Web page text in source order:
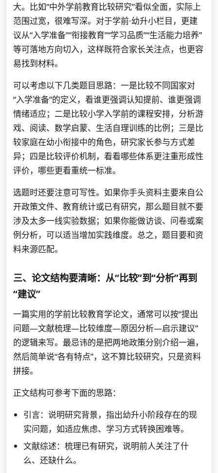
大。比如“中外学前教育比较研究”看似全面，实际上
范围过宽，很难写深。对于学前·幼升小栏目，更建
议从“入学准备”“衔接教育”“学习品质”“生活能力培养”
等可落地方向切入，这样既符合家长关注点，也更容
易找到材料。
可以考虑以下几类题目思路：一是比较不同国家对
“入学准备”的定义，看谁更强调认知提前、谁更强调
情绪适应；二是比较小学入学前的课程安排，分析游
戏、阅读、数学启蒙、生活自理训练的比例；三是比
较家庭在幼小衔接中的角色，研究家长参与方式差
异；四是比较评价机制，看看哪些体系更注重形成性
评价，哪些更看重统一标准。
选题时还要注意可写性。如果你手头资料主要来自公
开政策文件、教育统计或已有研究，那么题目就不要
涉及太多一线实验数据；如果你能做访谈、问卷或案
例分析，可以适当增加实践维度。总之，题目要和资
料来源匹配。
三、论文结构要清晰：从“比较”到“分析”再到
“建议”
一篇实用的学前比较教育学论文，通常可以按“提出
问题—文献梳理—比较维度—原因分析—启示建议”
的逻辑来写。最忌讳的是把两地政策分别介绍一遍，
然后简单说“各有特点”，这不算比较研究，只是资料
拼接。
正文结构可参考下面的思路：
引言：说明研究背景，指出幼升小阶段存在的现
实问题，如适应焦虑、学习方式转换困难等。
文献综述：梳理已有研究，说明前人关注了什
么、还缺什么。